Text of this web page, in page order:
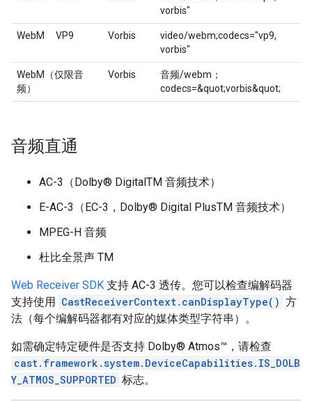
vorbis"
WebM VP9 Vorbis
video/webm;codecs="vp9,
vorbis"
WebM（仅限音
频）
Vorbis
音频/webm；
codecs=&quot;vorbis&quot;
音频直通
AC-3（Dolby® DigitalTM 音频技术）
E-AC-3（EC-3，Dolby® Digital PlusTM 音频技术）
MPEG-H 音频
杜比全景声 TM
Web Receiver SDK 支持 AC-3 透传。您可以检查编解码器
支持使用 CastReceiverContext.canDisplayType() 方
法（每个编解码器都有对应的媒体类型字符串）。
如需确定特定硬件是否支持 Dolby® Atmos™，请检查
cast.framework.system.DeviceCapabilities.IS_DOLB
Y_ATMOS_SUPPORTED 标志。